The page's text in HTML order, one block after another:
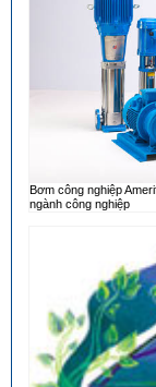
Bơm công nghiệp
ngành công nghiệp